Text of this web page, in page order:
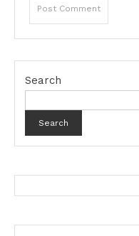
Search
Search